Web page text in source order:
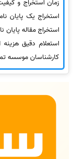
زمان استخراج و
استخراج یک پایان
استخراج مقاله پایان
استعلام دقیق هزینه
کارشناسان موسسه